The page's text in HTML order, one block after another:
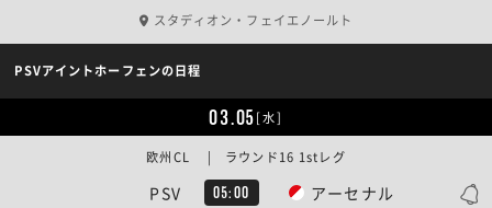
スタディオン・フェイエノールト
PSVアイントホーフェンの日程
03.05[水]
PSV 05:00 アーセナル
欧州CL | ラウンド16 1stレグ